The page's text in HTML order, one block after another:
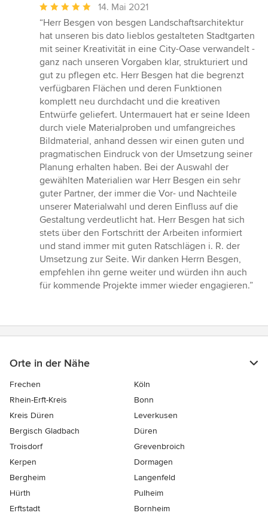
Durchschnittliche
Bewertung:
5
von
5
Sternen
14. Mai 2021
“Herr Besgen von besgen Landschaftsarchitektur
hat unseren bis dato lieblos gestalteten Stadtgarten
mit seiner Kreativität in eine City-Oase verwandelt -
ganz nach unseren Vorgaben klar, strukturiert und
gut zu pflegen etc. Herr Besgen hat die begrenzt
verfügbaren Flächen und deren Funktionen
komplett neu durchdacht und die kreativen
Entwürfe geliefert. Untermauert hat er seine Ideen
durch viele Materialproben und umfangreiches
Bildmaterial, anhand dessen wir einen guten und
pragmatischen Eindruck von der Umsetzung seiner
Planung erhalten haben. Bei der Auswahl der
gewählten Materialien war Herr Besgen ein sehr
guter Partner, der immer die Vor- und Nachteile
unserer Materialwahl und deren Einfluss auf die
Gestaltung verdeutlicht hat. Herr Besgen hat sich
stets über den Fortschritt der Arbeiten informiert
und stand immer mit guten Ratschlägen i. R. der
Umsetzung zur Seite. Wir danken Herrn Besgen,
empfehlen ihn gerne weiter und würden ihn auch
für kommende Projekte immer wieder engagieren.”
Orte in der Nähe
Frechen
Köln
Rhein-Erft-Kreis
Bonn
Kreis Düren
Leverkusen
Bergisch Gladbach
Düren
Troisdorf
Grevenbroich
Kerpen
Dormagen
Bergheim
Langenfeld
Hürth
Pulheim
Erftstadt
Bornheim